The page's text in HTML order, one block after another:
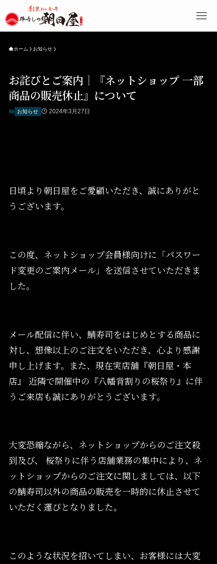
ホーム お知らせ
お詫びとご案内｜『ネットショップ 一部
商品の販売休止』について
お知らせ 2024年3月27日
日頃より朝日屋をご愛顧いただき、誠にありがと
うございます。
この度、ネットショップ会員様向けに「パスワー
ド変更のご案内メール」を送信させていただきま
した。
メール配信に伴い、鯖寿司をはじめとする商品に
対し、想像以上のご注文をいただき、心より感謝
申し上げます。また、現在実店舗『朝日屋・本
店』 近隣で開催中の『八幡背割りの桜祭り』に伴
うご来店も誠にありがとうございます。
大変恐縮ながら、ネットショップからのご注文殺
到及び、 桜祭りに伴う店舗業務の集中により、ネ
ットショップからのご注文に関しましては、以下
の鯖寿司以外の商品の販売を一時的に休止させて
いただく運びとなりました。
このような状況を招いてしまい、お客様には大変